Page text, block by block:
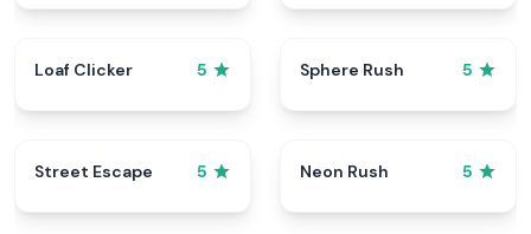
Loaf Clicker 5 Sphere Rush 5
Street Escape 5 Neon Rush 5